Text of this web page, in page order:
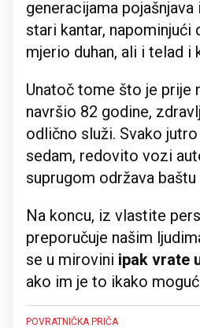
generacijama
stari kantar, napominjući
mjerio duhan, ali i telad i
Unatoč tome što je prije
navršio 82 godine,
odlično služi. Svako
sedam, redovito vozi
suprugom održava baštu
Na koncu, iz vlastite
preporučuje našim
se u mirovini ipak vrate
ako im je to ikako
POVRATNIČKA PRIČA